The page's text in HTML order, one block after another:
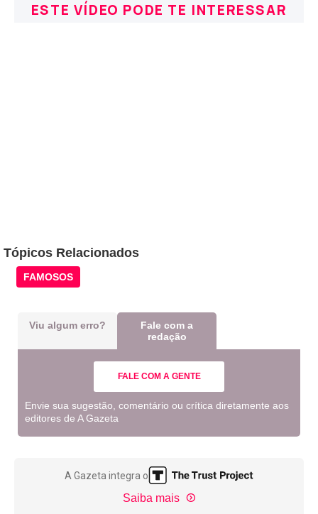
ESTE VÍDEO PODE TE INTERESSAR
Tópicos Relacionados
FAMOSOS
Viu algum erro?
Fale com a
redação
FALE COM A GENTE
Envie sua sugestão, comentário ou crítica diretamente aos
editores de A Gazeta
A Gazeta integra o
Saiba mais